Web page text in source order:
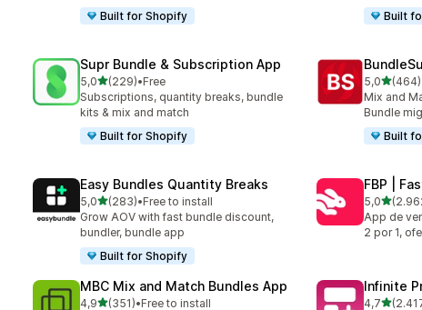
Built for Shopify
Built
Supr Bundle & Subscription App
5,0de 5 estrelas
(229)
229 total de avaliações
•Free
Subscriptions, quantity breaks, bundle
kits & mix and match
Built for Shopify
5,0de 5(464)
464 total
Mix and
Bundle
Built
Easy Bundles Quantity Breaks
5,0de 5 estrelas
(283)
283 total de avaliações
•Free to install
Grow AOV with fast bundle discount,
bundler, bundle app
Built for Shopify
FBP |
5,0de 5
2962 total
App de
2 por 1,
MBC Mix and Match Bundles App
4,9de 5 estrelas
(351)•Free to install
Infinite
4,7de 5